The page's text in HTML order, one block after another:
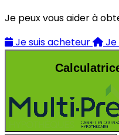
Je peux vous aider à
Je suis acheteur
Je